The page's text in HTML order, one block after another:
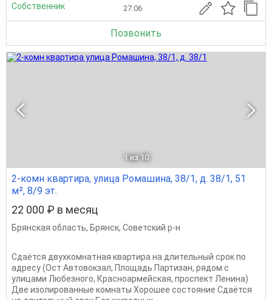
Собственник 27.06
Позвонить
1 из 10
2-комн квартира, улица Ромашина, 38/1, д. 38/1, 51
м², 8/9 эт.
22 000 ₽ в месяц
Брянская область, Брянск, Советский р-н
Сдаётся двухкомнатная квартира на длительный срок по
адресу (Ост Автовокзал, Площадь Партизан, рядом с
улицами Любезного, Красноармейская, проспект Ленина)
Две изолированные комнаты Хорошее состояние Сдаётся